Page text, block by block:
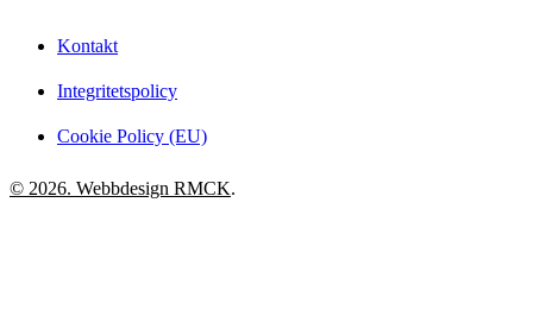
Kontakt
Integritetspolicy
Cookie Policy (EU)
© 2026. Webbdesign RMCK.